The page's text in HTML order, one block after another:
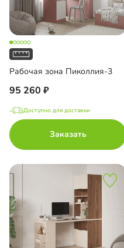
Рабочая зона Пиколлия-3
95 260
Доступно для доставки
Заказать